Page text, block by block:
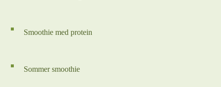
Smoothie med protein
Sommer smoothie